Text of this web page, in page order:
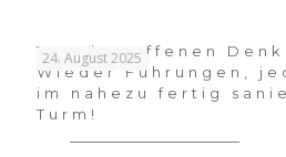
24. August 2025
Tag des offenen
Wieder Führungen,
im nahezu fertig
Turm!